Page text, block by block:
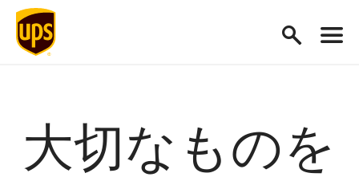
大切なものを